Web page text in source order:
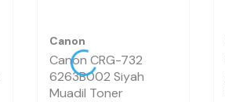
Canon
Canon CRG-732
6263B002 Siyah
Muadil Toner